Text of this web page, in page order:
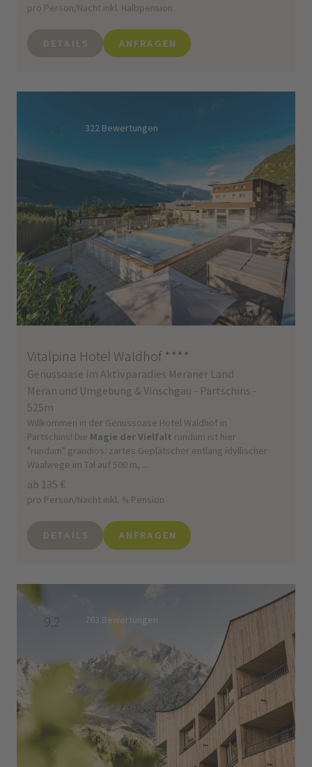
pro Person/Nacht inkl. Halbpension
DETAILS ANFRAGEN
9,4 322 Bewertungen
Vitalpina Hotel Waldhof ****
Genussoase im Aktivparadies Meraner Land
Meran und Umgebung & Vinschgau - Partschins -
525m
Willkommen in der Genussoase Hotel Waldhof in
Partschins! Die Magie der Vielfalt rundum ist hier
"rundum" grandios: zartes Geplätscher entlang idyllischer
Waalwege im Tal auf 500 m, ...
ab 135 €
pro Person/Nacht inkl. ¾ Pension
DETAILS ANFRAGEN
9,2 763 Bewertungen